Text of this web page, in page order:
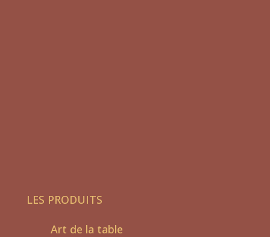
LES PRODUITS
Art de la table